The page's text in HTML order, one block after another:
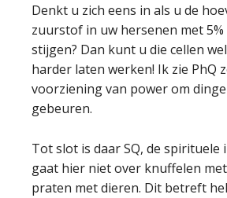
Denkt u zich eens in als u de
zuurstof in uw hersenen met
stijgen? Dan kunt u die cellen
harder laten werken! Ik zie PhQ
voorziening van power om
gebeuren.
Tot slot is daar SQ, de spirituele
gaat hier niet over knuffelen
praten met dieren. Dit betreft